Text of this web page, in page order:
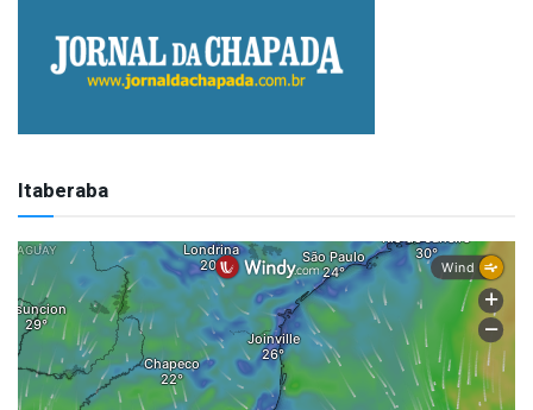
Itaberaba